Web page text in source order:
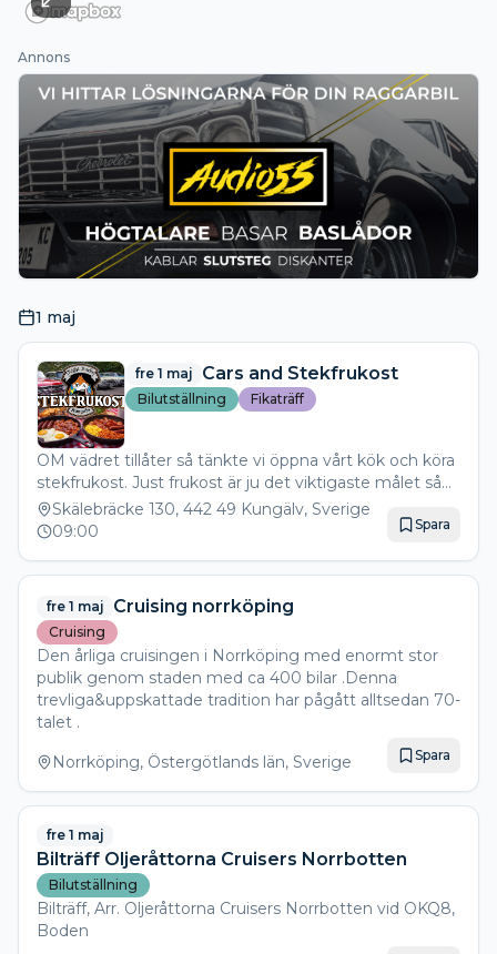
Annons
1 maj
fre 1 maj Cars and Stekfrukost
Bilutställning Fikaträff
OM vädret tillåter så tänkte vi öppna vårt kök och köra
stekfrukost. Just frukost är ju det viktigaste målet så
det är bra att fylla på fett- och kolesterolreserverna lite.
RAGGARBILAR inne på klubbområdet och
innehållande: - Stekt ägg - Stekt bacon - Stekt potatis
- Stekt falukorv - Bröd - Säkert någon grönsak för att
det ska se bra ut - Kaffe och juice självklart också
Hoppas många kommer, vänligen klicka i att du
kommer så vi kan försöka räkna ut matmängden.
Välkomna ☕🥓🥖🍳🧀
Skälebräcke 130, 442 49 Kungälv, Sverige
09:00
Spara
fre 1 maj Cruising norrköping
Cruising
Den årliga cruisingen i Norrköping med enormt stor
publik genom staden med ca 400 bilar .Denna
trevliga&uppskattade tradition har pågått alltsedan 70-
talet .
Norrköping, Östergötlands län, Sverige
Spara
fre 1 maj
Bilträff Oljeråttorna Cruisers Norrbotten
Bilutställning
Bilträff, Arr. Oljeråttorna Cruisers Norrbotten vid OKQ8,
Boden